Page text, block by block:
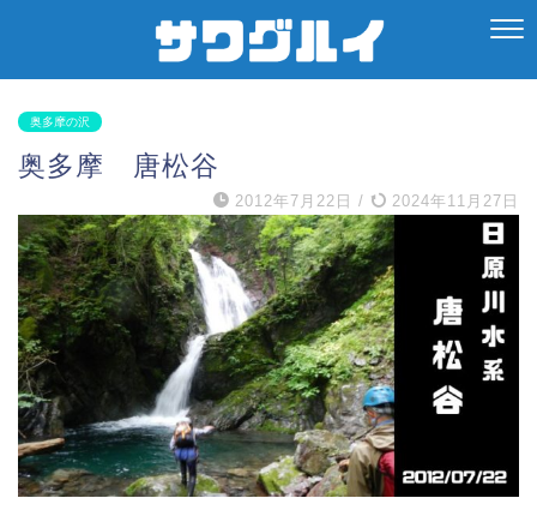
奥多摩の沢
奥多摩 唐松谷
2012年7月22日 / 2024年11月27日